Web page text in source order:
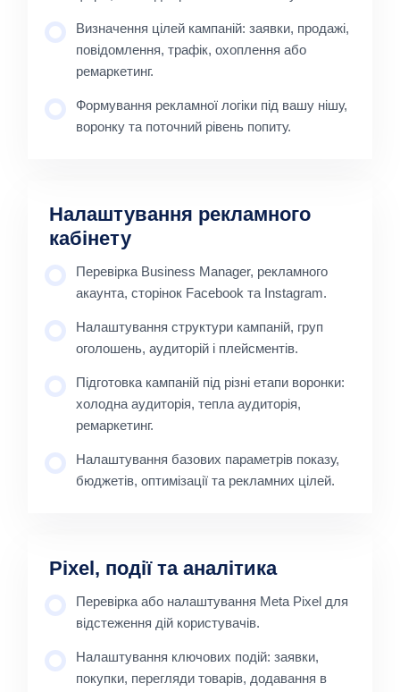
Визначення цілей кампаній: заявки, продажі,
повідомлення, трафік, охоплення або
ремаркетинг.
Формування рекламної логіки під вашу нішу,
воронку та поточний рівень попиту.
Налаштування рекламного
кабінету
Перевірка Business Manager, рекламного
акаунта, сторінок Facebook та Instagram.
Налаштування структури кампаній, груп
оголошень, аудиторій і плейсментів.
Підготовка кампаній під різні етапи воронки:
холодна аудиторія, тепла аудиторія,
ремаркетинг.
Налаштування базових параметрів показу,
бюджетів, оптимізації та рекламних цілей.
Pixel, події та аналітика
Перевірка або налаштування Meta Pixel для
відстеження дій користувачів.
Налаштування ключових подій: заявки,
покупки, перегляди товарів, додавання в